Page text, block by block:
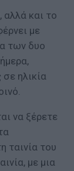
αλλά και το
με
των δυο
ηλικία
να ξέρετε
ταινία του
με μια